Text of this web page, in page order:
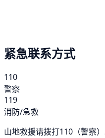
紧急联系方式
110
警察
119
消防/急救
山地救援请拨打110（警察